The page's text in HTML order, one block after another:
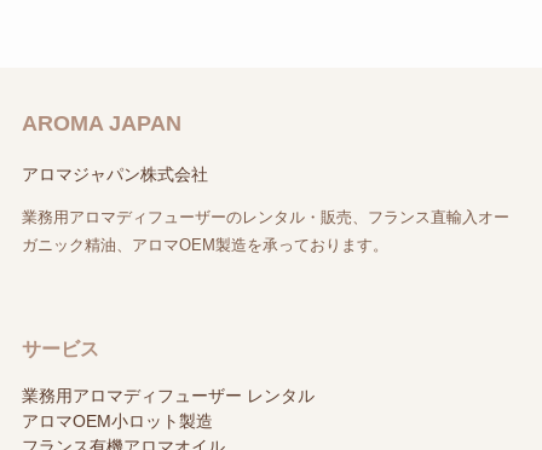
AROMA JAPAN
アロマジャパン株式会社
業務用アロマディフューザーのレンタル・販売、フランス直輸入オー
ガニック精油、アロマOEM製造を承っております。
サービス
業務用アロマディフューザー レンタル
アロマOEM小ロット製造